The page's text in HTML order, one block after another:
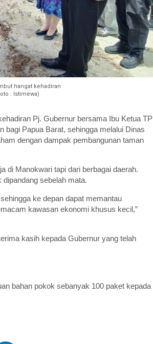
hangat kehadiran
: Istimewa)
Pj. Gubernur bersama Ibu Ketua TP
bagi Papua Barat, sehingga melalui Dinas
dengan dampak pembangunan taman
di Manokwari tapi dari berbagai daerah.
sebelah mata.
ke depan dapat memantau
kawasan ekonomi khusus kecil,”
kasih kepada Gubernur yang telah
bahan pokok sebanyak 100 paket kepada